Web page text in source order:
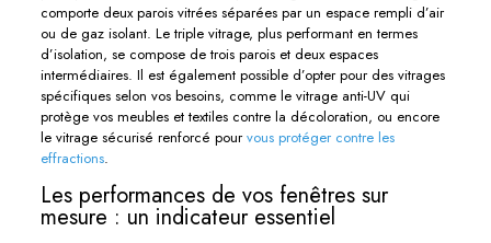
comporte deux parois vitrées séparées par un espace rempli d’air
ou de gaz isolant. Le triple vitrage, plus performant en termes
d’isolation, se compose de trois parois et deux espaces
intermédiaires. Il est également possible d’opter pour des vitrages
spécifiques selon vos besoins, comme le vitrage anti-UV qui
protège vos meubles et textiles contre la décoloration, ou encore
le vitrage sécurisé renforcé pourvous protéger contre les
effractions.
Les performances de vos fenêtres sur
mesure : un indicateur essentiel